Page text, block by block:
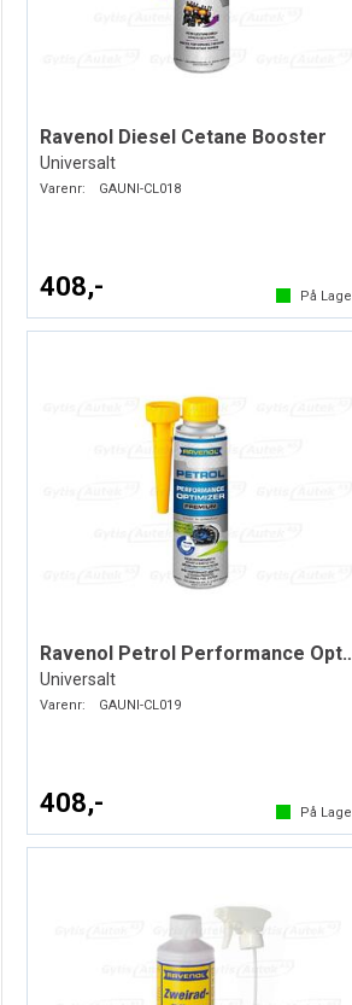
Ravenol Diesel Cetane Booster
Universalt
Varenr: GAUNI-CL018
408,- På
Ravenol Petrol
Universalt
Varenr: GAUNI-CL019
408,- På